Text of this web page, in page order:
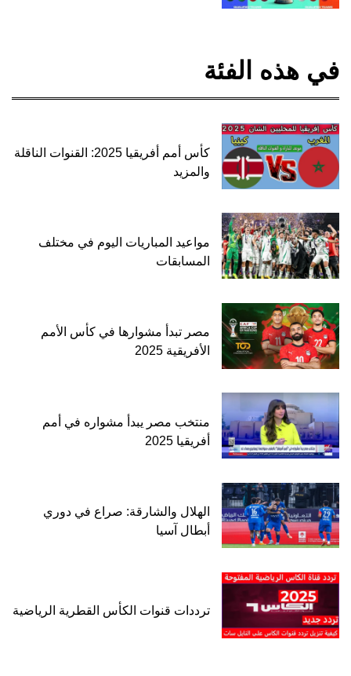
في هذه الفئة
كأس أمم أفريقيا 2025: القنوات الناقلة
والمزيد
مواعيد المباريات اليوم في مختلف
المسابقات
مصر تبدأ مشوارها في كأس الأمم
الأفريقية 2025
منتخب مصر يبدأ مشواره في أمم
أفريقيا 2025
الهلال والشارقة: صراع في دوري
أبطال آسيا
ترددات قنوات الكأس القطرية الرياضية